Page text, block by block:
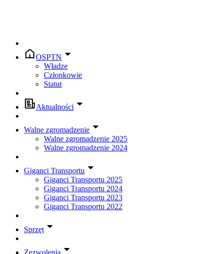
OSPTN
Władze
Członkowie
Statut
Aktualności
Walne zgromadzenie
Walne zgromadzenie 2025
Walne zgromadzenie 2024
Giganci Transportu
Giganci Transportu 2025
Giganci Transportu 2024
Giganci Transportu 2023
Giganci Transportu 2022
Sprzęt
Zezwolenia